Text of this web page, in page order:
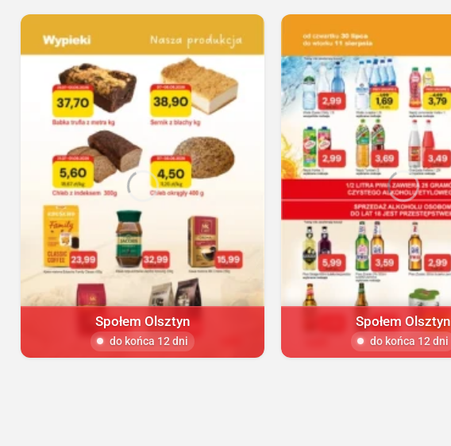
Społem Olsztyn
do końca 12 dni
Społem Olsztyn
do końca 12 dni